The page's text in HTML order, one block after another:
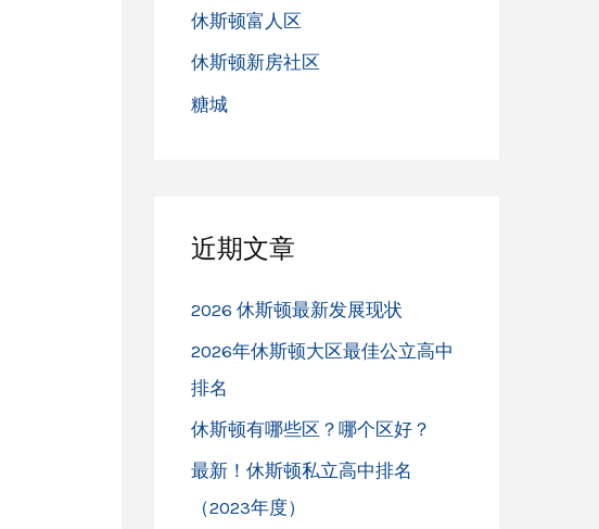
休斯顿富人区
休斯顿新房社区
糖城
近期文章
2026 休斯顿最新发展现状
2026年休斯顿大区最佳公立高中
排名
休斯顿有哪些区？哪个区好？
最新！休斯顿私立高中排名
（2023年度）